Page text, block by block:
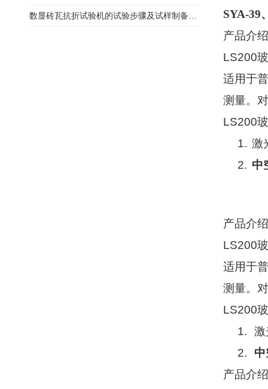
SYA-39
产品介
LS200
适用于
测量。
LS200
1. 激
2. 中
产品介
LS200
适用于
测量。
LS200
1.
激
2.
产品介